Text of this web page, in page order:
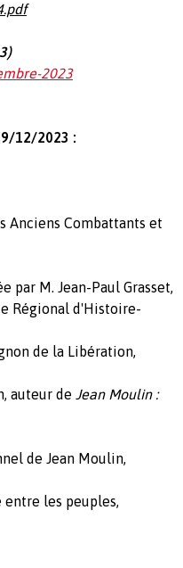
2023
12/2023 :
Anciens Combattants et
par M. Jean-Paul Grasset,
Régional d'Histoire-
de la Libération,
auteur de Jean Moulin :
de Jean Moulin,
les peuples,